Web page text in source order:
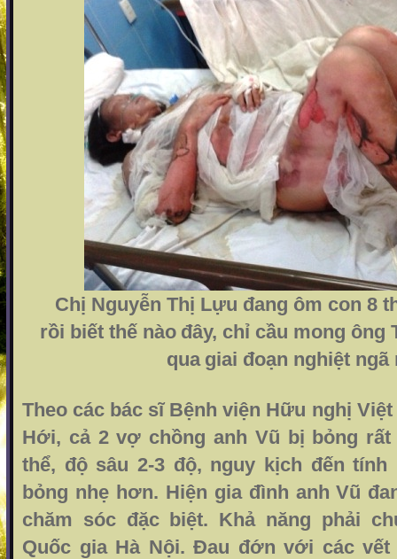
Chị Nguyễn Thị Lựu đang ôm con 8
rồi biết thế nào đây, chỉ cầu mong ông
qua giai đoạn nghiệt ngã
Theo các bác sĩ Bệnh viện Hữu nghị
Hới, cả 2 vợ chồng anh Vũ bị bỏng rất
thể, độ sâu 2-3 độ, nguy kịch đến tính
bỏng nhẹ hơn. Hiện gia đình anh Vũ
chăm sóc đặc biệt. Khả năng phải
Quốc gia Hà Nội. Đau đớn với các vết